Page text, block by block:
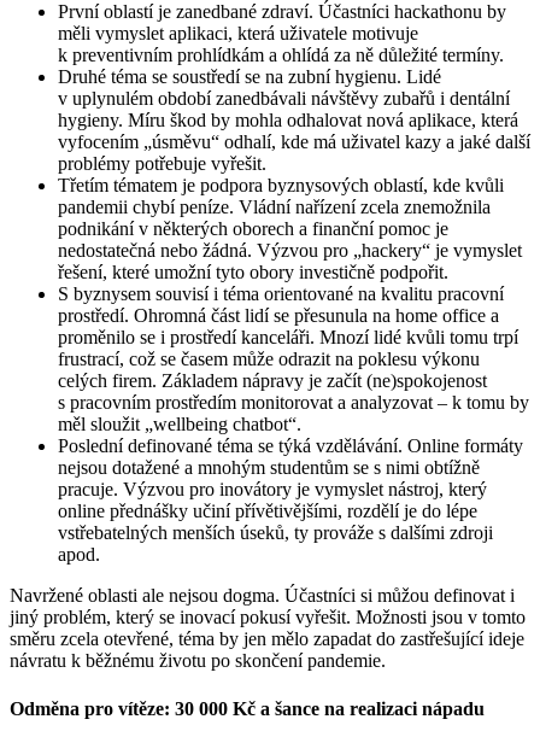
První oblastí je zanedbané zdraví. Účastníci hackathonu by
měli vymyslet aplikaci, která uživatele motivuje
k preventivním prohlídkám a ohlídá za ně důležité termíny.
Druhé téma se soustředí se na zubní hygienu. Lidé
v uplynulém období zanedbávali návštěvy zubařů i dentální
hygieny. Míru škod by mohla odhalovat nová aplikace, která
vyfocením „úsměvu“ odhalí, kde má uživatel kazy a jaké další
problémy potřebuje vyřešit.
Třetím tématem je podpora byznysových oblastí, kde kvůli
pandemii chybí peníze. Vládní nařízení zcela znemožnila
podnikání v některých oborech a finanční pomoc je
nedostatečná nebo žádná. Výzvou pro „hackery“ je vymyslet
řešení, které umožní tyto obory investičně podpořit.
S byznysem souvisí i téma orientované na kvalitu pracovní
prostředí. Ohromná část lidí se přesunula na home office a
proměnilo se i prostředí kanceláři. Mnozí lidé kvůli tomu trpí
frustrací, což se časem může odrazit na poklesu výkonu
celých firem. Základem nápravy je začít (ne)spokojenost
s pracovním prostředím monitorovat a analyzovat – k tomu by
měl sloužit „wellbeing chatbot“.
Poslední definované téma se týká vzdělávání. Online formáty
nejsou dotažené a mnohým studentům se s nimi obtížně
pracuje. Výzvou pro inovátory je vymyslet nástroj, který
online přednášky učiní přívětivějšími, rozdělí je do lépe
vstřebatelných menších úseků, ty prováže s dalšími zdroji
apod.
Navržené oblasti ale nejsou dogma. Účastníci si můžou definovat i
jiný problém, který se inovací pokusí vyřešit. Možnosti jsou v tomto
směru zcela otevřené, téma by jen mělo zapadat do zastřešující ideje
návratu k běžnému životu po skončení pandemie.
Odměna pro vítěze: 30 000 Kč a šance na realizaci nápadu